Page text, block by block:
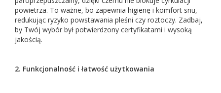
powietrza. To ważne, bo zapewnia higienę i komfort snu,
redukując ryzyko powstawania pleśni czy roztoczy. Zadbaj,
by Twój wybór był potwierdzony certyfikatami i wysoką
jakością.
2. Funkcjonalność i łatwość użytkowania